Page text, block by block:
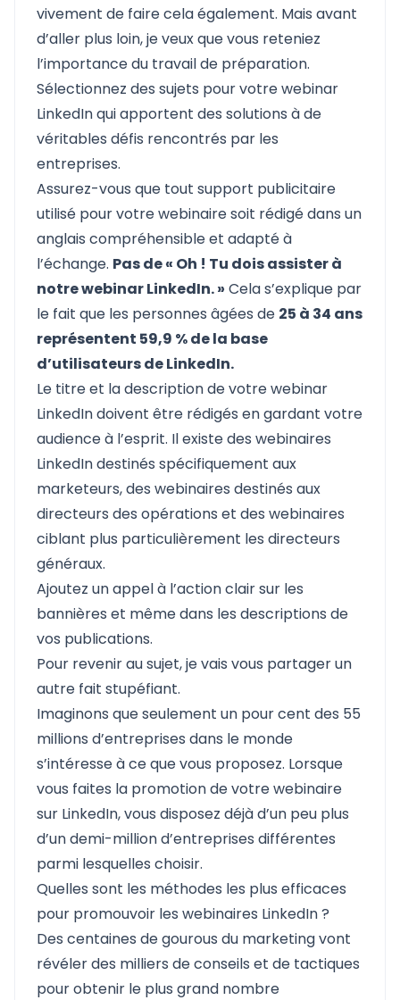
vivement de faire cela également. Mais avant
d’aller plus loin, je veux que vous reteniez
l’importance du travail de préparation.
Sélectionnez des sujets pour votre webinar
LinkedIn qui apportent des solutions à de
véritables défis rencontrés par les
entreprises.
Assurez-vous que tout support publicitaire
utilisé pour votre webinaire soit rédigé dans un
anglais compréhensible et adapté à
l’échange. Pas de « Oh ! Tu dois assister à
notre webinar LinkedIn. » Cela s’explique par
le fait que les personnes âgées de 25 à 34 ans
représentent 59,9 % de la base
d’utilisateurs de LinkedIn.
Le titre et la description de votre webinar
LinkedIn doivent être rédigés en gardant votre
audience à l’esprit. Il existe des webinaires
LinkedIn destinés spécifiquement aux
marketeurs, des webinaires destinés aux
directeurs des opérations et des webinaires
ciblant plus particulièrement les directeurs
généraux.
Ajoutez un appel à l’action clair sur les
bannières et même dans les descriptions de
vos publications.
Pour revenir au sujet, je vais vous partager un
autre fait stupéfiant.
Imaginons que seulement un pour cent des 55
millions d’entreprises dans le monde
s’intéresse à ce que vous proposez. Lorsque
vous faites la promotion de votre webinaire
sur LinkedIn, vous disposez déjà d’un peu plus
d’un demi-million d’entreprises différentes
parmi lesquelles choisir.
Quelles sont les méthodes les plus efficaces
pour promouvoir les webinaires LinkedIn ?
Des centaines de gourous du marketing vont
révéler des milliers de conseils et de tactiques
pour obtenir le plus grand nombre